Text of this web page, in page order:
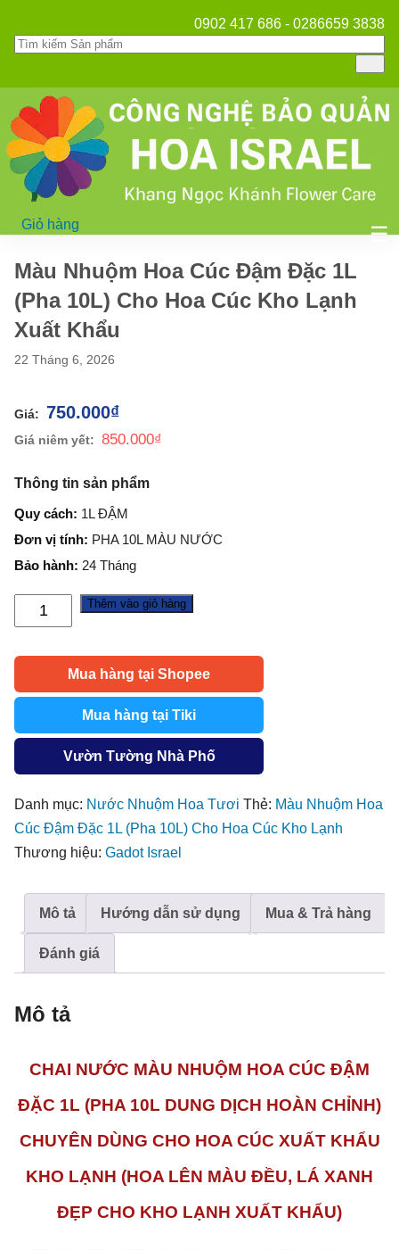
0902 417 686 - 0286659 3838
☰
Giỏ hàng
Màu Nhuộm Hoa Cúc Đậm Đặc 1L
(Pha 10L) Cho Hoa Cúc Kho Lạnh
Xuất Khẩu
22 Tháng 6, 2026
850.000₫
750.000₫
Thông tin sản phẩm
Quy cách: 1L ĐẬM
Đơn vị tính: PHA 10L MÀU NƯỚC
Bảo hành: 24 Tháng
Màu
Nhuộm
Hoa
Đậm
Đặc
(Pha
10L)
Cho
Hoa
Kho
Lạnh
lượng
Thêm vào giỏ hàng
Mua hàng tại Shopee
Mua hàng tại Tiki
Vườn Tường Nhà Phố
Danh mục: Nước Nhuộm Hoa Tươi Thẻ: Màu Nhuộm Hoa
Cúc Đậm Đặc 1L (Pha 10L) Cho Hoa Cúc Kho Lạnh
Thương hiệu: Gadot Israel
Mô tả Hướng dẫn sử dụng Mua & Trả hàng
Đánh giá
Mô tả
CHAI NƯỚC MÀU NHUỘM HOA CÚC ĐẬM
ĐẶC 1L (PHA 10L DUNG DỊCH HOÀN CHỈNH)
CHUYÊN DÙNG CHO HOA CÚC XUẤT KHẨU
KHO LẠNH (HOA LÊN MÀU ĐỀU, LÁ XANH
ĐẸP CHO KHO LẠNH XUẤT KHẨU)